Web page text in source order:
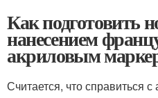
Как подготовить
нанесением
акриловым
Считается, что справиться